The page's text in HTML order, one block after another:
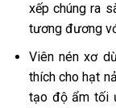
xếp chúng ra
tương đương
Viên nén xơ
thích cho hạt
tạo độ ẩm tối